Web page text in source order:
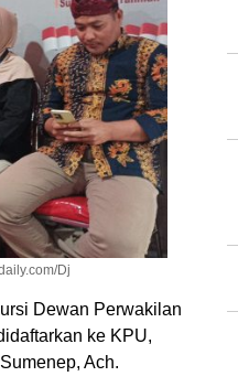
Dj
Dewan Perwakilan
ke KPU,
Ach.